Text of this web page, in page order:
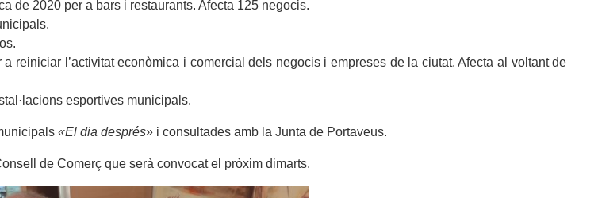
de 2020 per a bars i restaurants. Afecta 125 negocis.
reiniciar l’activitat econòmica i comercial dels negocis i empreses de la ciutat. Afecta al voltant de
esportives municipals.
«El dia després»i consultades amb la Junta de Portaveus.
de Comerç que serà convocat el pròxim dimarts.